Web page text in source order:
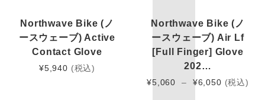
Northwave Bike (ノ
ースウェーブ) Active
Contact Glove
¥5,940 (税込)
Northwave Bike (ノ
ースウェーブ) Air Lf
[Full Finger] Glove
202…
¥5,060 – ¥6,050
Price
(税込)